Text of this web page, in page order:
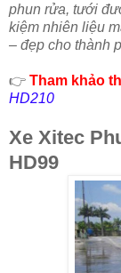
phun rửa, tưới
kiệm nhiên liệu
– đẹp cho thành
👉 Tham khảo
HD210
Xe Xitec
HD99